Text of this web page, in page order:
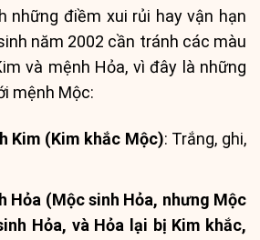
những điềm xui rủi hay vận hạn
năm 2002 cần tránh các màu
và mệnh Hỏa, vì đây là những
mệnh Mộc:
Kim (Kim khắc Mộc): Trắng, ghi,
Hỏa (Mộc sinh Hỏa, nhưng Mộc
Hỏa, và Hỏa lại bị Kim khắc,